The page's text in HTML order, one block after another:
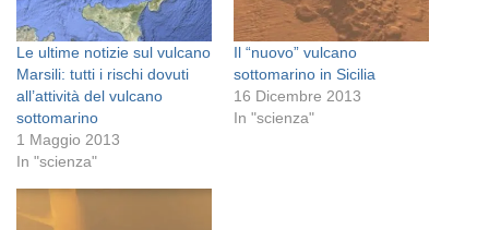
Le ultime notizie sul vulcano
Marsili: tutti i rischi dovuti
all’attività del vulcano
sottomarino
1 Maggio 2013
In "scienza"
Il “nuovo” vulcano
sottomarino in Sicilia
16 Dicembre 2013
In "scienza"